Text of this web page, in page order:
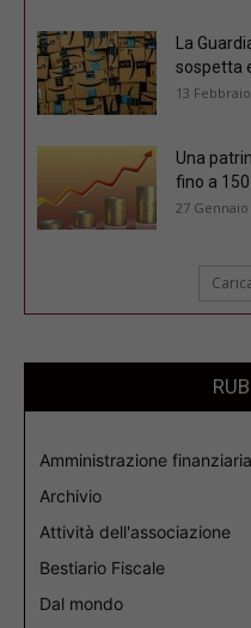
La
sospetta
13
Una
fino a
27 Gennaio
Amministrazione finanziaria
Archivio
Attività dell'associazione
Bestiario Fiscale
Dal mondo